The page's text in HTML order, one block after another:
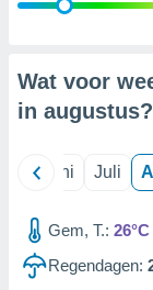
Wat voor
in augustus?
Juni Juli
Gem, T.: 26°C
Regendagen: